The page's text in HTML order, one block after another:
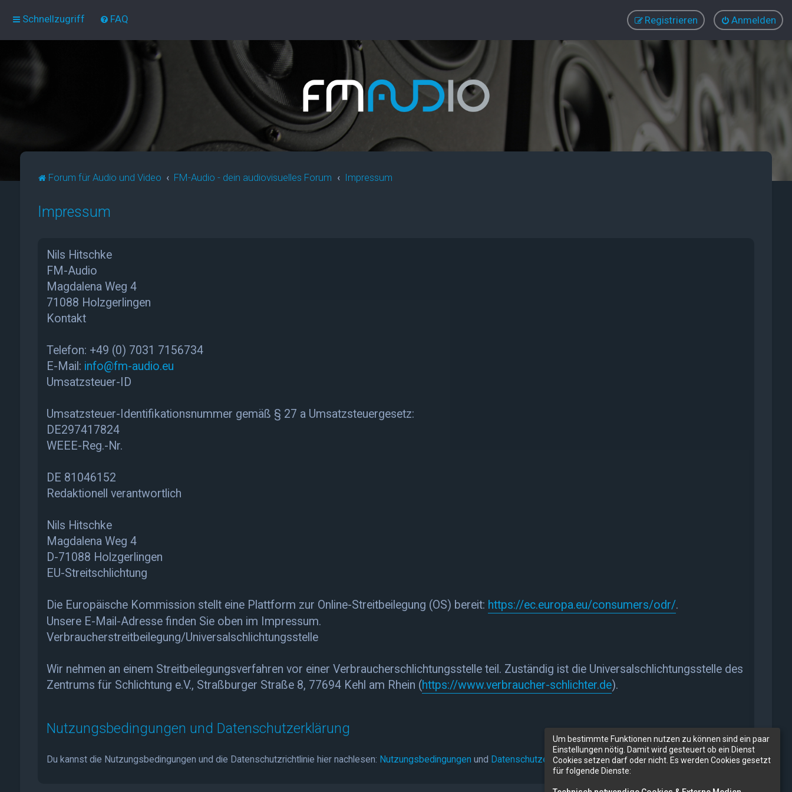
Schnellzugriff FAQ Anmelden
Registrieren
Forum für Audio und Video FM-Audio - dein audiovisuelles Forum Impressum
Impressum
Nils Hitschke
FM-Audio
Magdalena Weg 4
71088 Holzgerlingen
Kontakt
Telefon: +49 (0) 7031 7156734
E-Mail: info@fm-audio.eu
Umsatzsteuer-ID
Umsatzsteuer-Identifikationsnummer gemäß § 27 a Umsatzsteuergesetz:
DE297417824
WEEE-Reg.-Nr.
DE 81046152
Redaktionell verantwortlich
Nils Hitschke
Magdalena Weg 4
D-71088 Holzgerlingen
EU-Streitschlichtung
Die Europäische Kommission stellt eine Plattform zur Online-Streitbeilegung (OS) bereit: https://ec.europa.eu/consumers/odr/.
Unsere E-Mail-Adresse finden Sie oben im Impressum.
Verbraucher­streit­beilegung/Universal­schlichtungs­stelle
Wir nehmen an einem Streitbeilegungsverfahren vor einer Verbraucherschlichtungsstelle teil. Zuständig ist die Universalschlichtungsstelle des
Zentrums für Schlichtung e.V., Straßburger Straße 8, 77694 Kehl am Rhein (https://www.verbraucher-schlichter.de).
Nutzungsbedingungen und Datenschutzerklärung
Du kannst die Nutzungsbedingungen und die Datenschutzrichtlinie hier nachlesen: Nutzungsbedingungen und Datenschutzerklärung
Um bestimmte Funktionen nutzen zu können sind ein paar
Einstellungen nötig. Damit wird gesteuert ob ein Dienst
Cookies setzen darf oder nicht. Es werden Cookies gesetzt
für folgende Dienste: